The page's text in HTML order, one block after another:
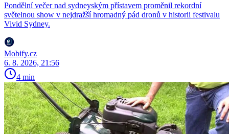
Pondělní večer nad sydneyským přístavem proměnil rekordní
světelnou show v nejdražší hromadný pád dronů v historii festivalu
Vivid Sydney.
Mobify.cz
6. 8. 2026, 21:56
4 min